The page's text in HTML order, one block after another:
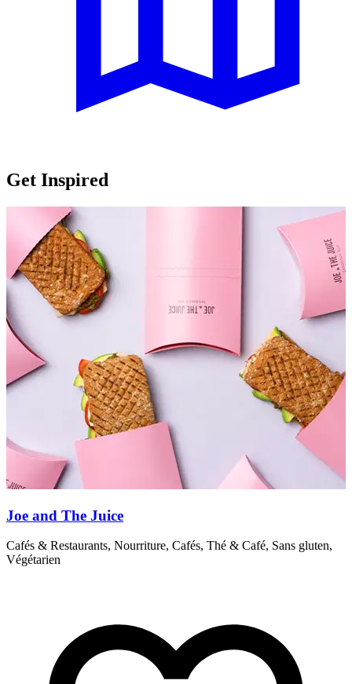
Get Inspired
Joe and The Juice
Cafés & Restaurants, Nourriture, Cafés, Thé & Café, Sans gluten,
Végétarien